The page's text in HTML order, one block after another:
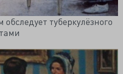
обследует туберкулёзного